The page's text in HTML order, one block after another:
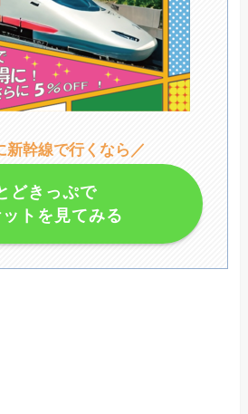
新幹線で行くなら／
どきっぷで
トを見てみる